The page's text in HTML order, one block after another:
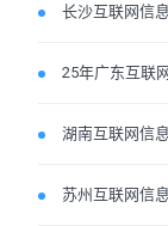
长沙互联网信
25年广东互联
湖南互联网信
苏州互联网信